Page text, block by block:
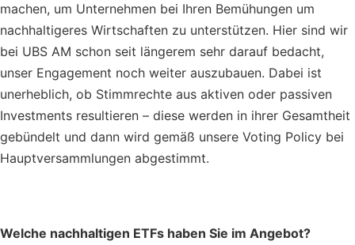
machen, um Unternehmen bei Ihren Bemühungen um
nachhaltigeres Wirtschaften zu unterstützen. Hier sind wir
bei UBS AM schon seit längerem sehr darauf bedacht,
unser Engagement noch weiter auszubauen. Dabei ist
unerheblich, ob Stimmrechte aus aktiven oder passiven
Investments resultieren – diese werden in ihrer Gesamtheit
gebündelt und dann wird gemäß unsere Voting Policy bei
Hauptversammlungen abgestimmt.
Welche nachhaltigen ETFs haben Sie im Angebot?